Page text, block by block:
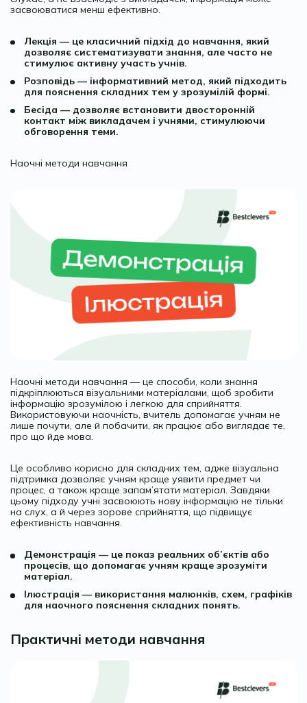
засвоюватися менш ефективно.
Лекція — це класичний підхід до навчання, який
дозволяє систематизувати знання, але часто не
стимулює активну участь учнів.
Розповідь — інформативний метод, який підходить
для пояснення складних тем у зрозумілій формі.
Бесіда — дозволяє встановити двосторонній
контакт між викладачем і учнями, стимулюючи
обговорення теми.
Наочні методи навчання
Наочні методи навчання — це способи, коли знання
підкріплюються візуальними матеріалами, щоб зробити
інформацію зрозумілою і легкою для сприйняття.
Використовуючи наочність, вчитель допомагає учням не
лише почути, але й побачити, як працює або виглядає те,
про що йде мова.
Це особливо корисно для складних тем, адже візуальна
підтримка дозволяє учням краще уявити предмет чи
процес, а також краще запам’ятати матеріал. Завдяки
цьому підходу учні засвоюють нову інформацію не тільки
на слух, а й через зорове сприйняття, що підвищує
ефективність навчання.
Демонстрація — це показ реальних об’єктів або
процесів, що допомагає учням краще зрозуміти
матеріал.
Ілюстрація — використання малюнків, схем, графіків
для наочного пояснення складних понять.
Практичні методи навчання